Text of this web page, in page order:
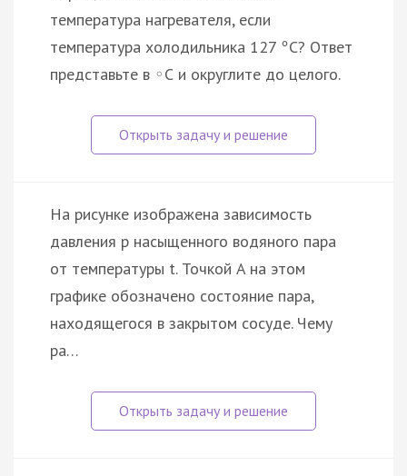
температура нагревателя, если
температура холодильника 127 °С? Ответ
представьте в ◦С и округлите до целого.
На рисунке изображена зависимость
давления p насыщенного водяного пара
от температуры t. Точкой A на этом
графике обозначено состояние пара,
находящегося в закрытом сосуде. Чему
ра…